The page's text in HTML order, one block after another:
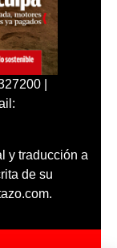
|
y traducción a
de su